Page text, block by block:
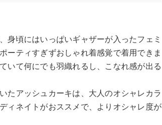
身頃にはいっぱいギャザーが入ったフェミ
ーティすぎずおしゃれ着感覚で着用できま
いて何にでも羽織れるし、こなれ感が出る
たアッシュカーキは、大人のオシャレカラ
ィネイトがおススメで、よりオシャレ度が